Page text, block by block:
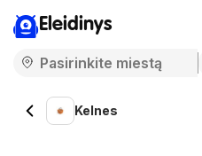
Eleidinys
Kelnes